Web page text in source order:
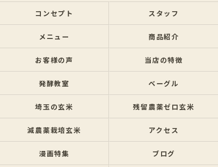
コンセプト スタッフ
メニュー 商品紹介
お客様の声 当店の特徴
発酵教室 ベーグル
埼玉の玄米 残留農薬ゼロ玄米
減農薬栽培玄米 アクセス
漫画特集 ブログ